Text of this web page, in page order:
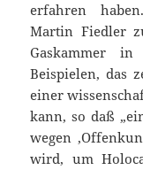
erfahren
Martin Fiedler
Gaskammer
Beispielen, das
einer
kann, so daß
wegen
wird, um